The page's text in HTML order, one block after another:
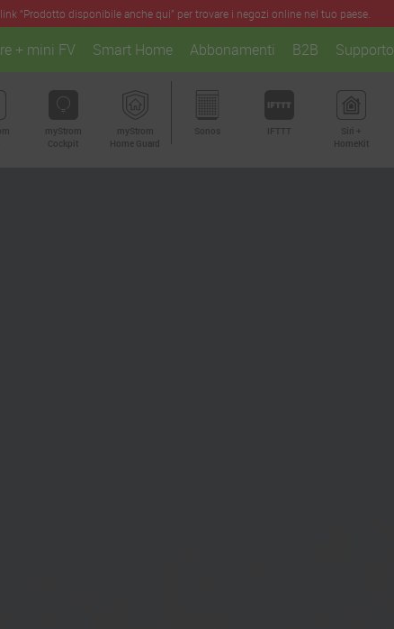
“Prodotto disponibile anche qui” per trovare i negozi online nel tuo paese.
+ mini FV Smart Home Abbonamenti B2B Supporto
myStrom
Cockpit
myStrom
Home Guard
Sonos IFTTT
Siri +
HomeKit